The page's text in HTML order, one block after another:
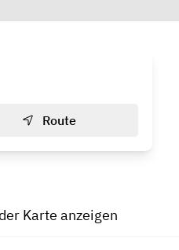
Route
Karte anzeigen